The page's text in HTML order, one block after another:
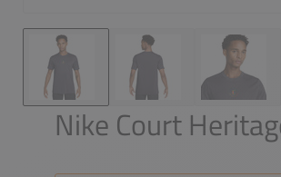
Nike Court